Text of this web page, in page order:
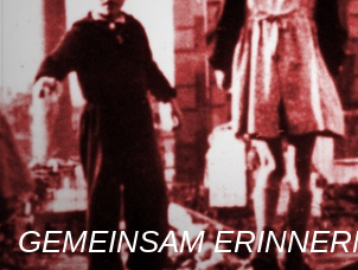
GEMEINSAM